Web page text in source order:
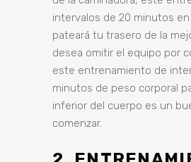
intervalos de 20 minutos en
pateará tu trasero de la
desea omitir el equipo por
este entrenamiento de
minutos de peso corporal
inferior del cuerpo es un
comenzar.